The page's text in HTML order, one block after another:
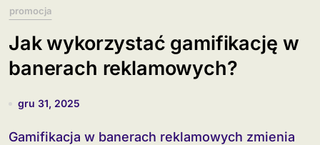
promocja
Jak wykorzystać gamifikację w
banerach reklamowych?
gru 31, 2025
Gamifikacja w banerach reklamowych zmienia